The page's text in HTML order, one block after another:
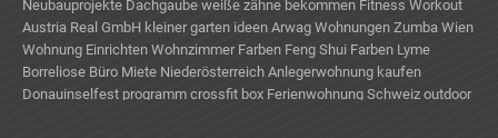
Neubauprojekte Dachgaube weiße zähne bekommen Fitness Workout
Austria Real GmbH kleiner garten ideen Arwag Wohnungen Zumba Wien
Wohnung Einrichten Wohnzimmer Farben Feng Shui Farben Lyme
Borreliose Büro Miete Niederösterreich Anlegerwohnung kaufen
Donauinselfest programm crossfit box Ferienwohnung Schweiz outdoor